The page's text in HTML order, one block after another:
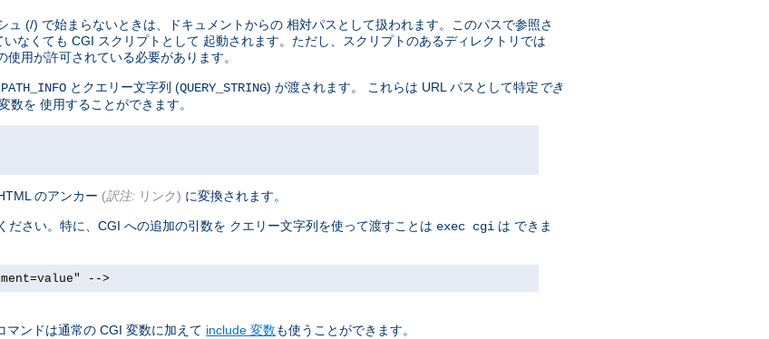
(/) で始まらないときは、ドキュメントからの 相対パスとして扱われます。このパスで参照さ
なくても CGI スクリプトとして 起動されます。ただし、スクリプトのあるディレクトリでは
用が許可されている必要があります。
PATH_INFO とクエリー文字列 (QUERY_STRING) が渡されます。 これらは URL パスとして特定でき
数を 使用することができます。
のアンカー (訳注: リンク) に変換されます。
ださい。特に、CGI への追加の引数を クエリー文字列を使って渡すことは exec cgi は できま
-->
マンドは通常の CGI 変数に加えて include 変数も使うことができます。